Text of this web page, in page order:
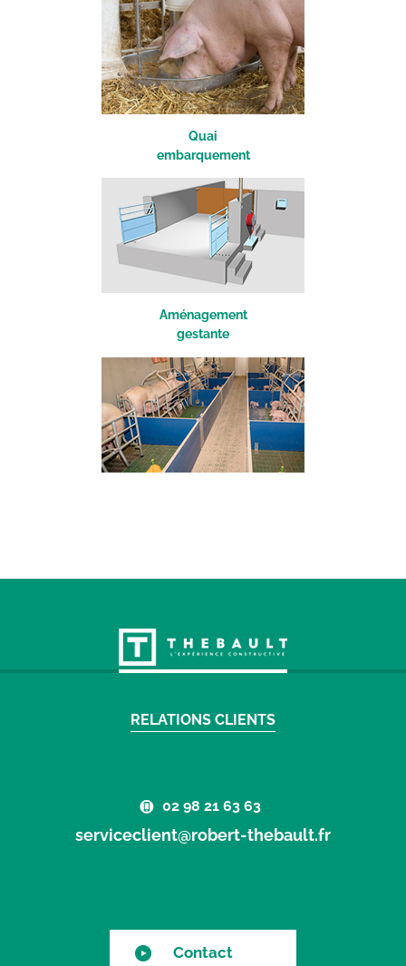
Quai
embarquement
Aménagement
gestante
RELATIONS CLIENTS
02 98 21 63 63
serviceclient@robert-thebault.fr
Contact